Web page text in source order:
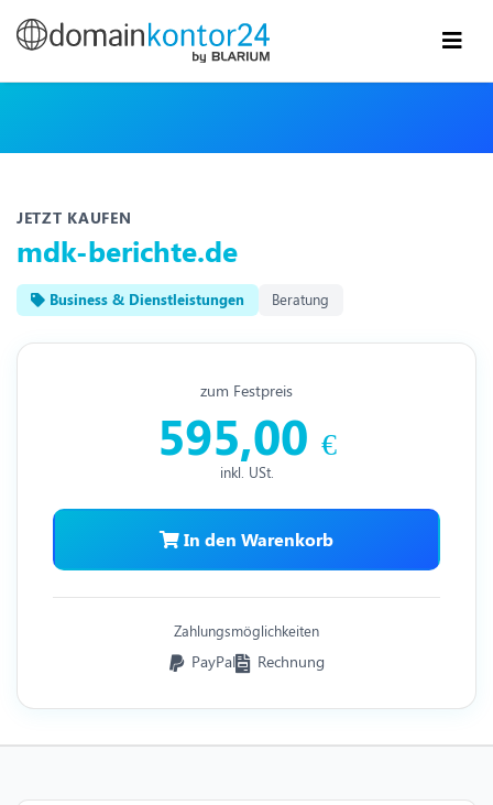
JETZT KAUFEN
mdk-berichte.de
Business & Dienstleistungen Beratung
zum Festpreis
595,00 €
inkl. USt.
In den Warenkorb
Zahlungsmöglichkeiten
PayPal Rechnung